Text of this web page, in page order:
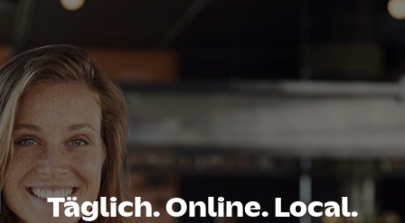
Täglich. Online. Local.